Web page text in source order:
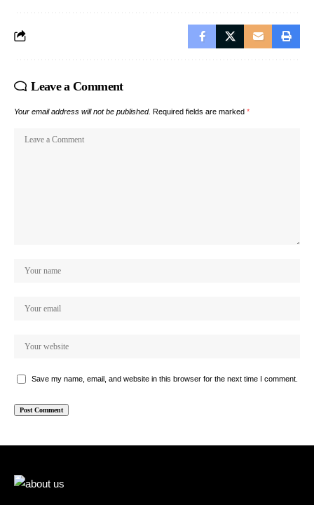
Leave a Comment
Your email address will not be published. Required fields are marked *
Save my name, email, and website in this browser for the next time I comment.